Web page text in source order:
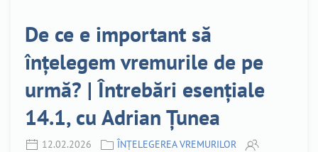
De ce e important să
înțelegem vremurile de pe
urmă? | Întrebări esențiale
14.1, cu Adrian Țunea
12.02.2026 ÎNȚELEGEREA VREMURILOR